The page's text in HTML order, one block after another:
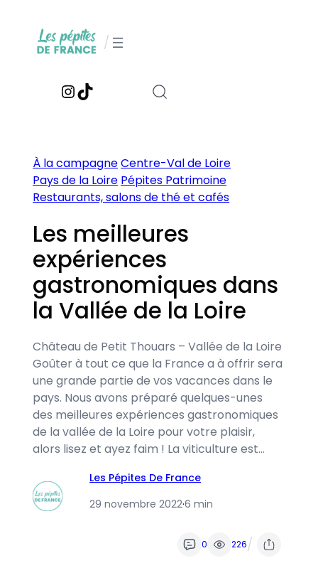
contenu
/
Instagram
TikTok
À la campagneCentre-Val de Loire
Pays de la Loire Pépites Patrimoine
Restaurants, salons de thé et cafés
Les meilleures
expériences
gastronomiques dans
la Vallée de la Loire
Château de Petit Thouars – Vallée de la Loire
Goûter à tout ce que la France a à offrir sera
une grande partie de vos vacances dans le
pays. Nous avons préparé quelques-unes
des meilleures expériences gastronomiques
de la vallée de la Loire pour votre plaisir,
alors lisez et ayez faim ! La viticulture est…
Les Pépites De France
29 novembre 2022·6 min
0 226/